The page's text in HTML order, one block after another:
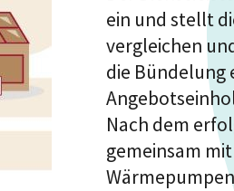
ein und stellt
vergleichen
die Bündelung
Nach dem
gemeinsam